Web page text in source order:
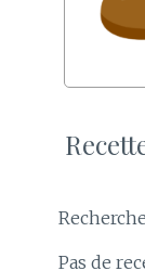
Pas de